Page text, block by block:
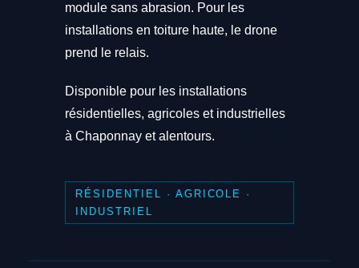
module sans abrasion. Pour les
installations en toiture haute, le drone
prend le relais.
Disponible pour les installations
résidentielles, agricoles et industrielles
à Chaponnay et alentours.
RÉSIDENTIEL · AGRICOLE ·
INDUSTRIEL